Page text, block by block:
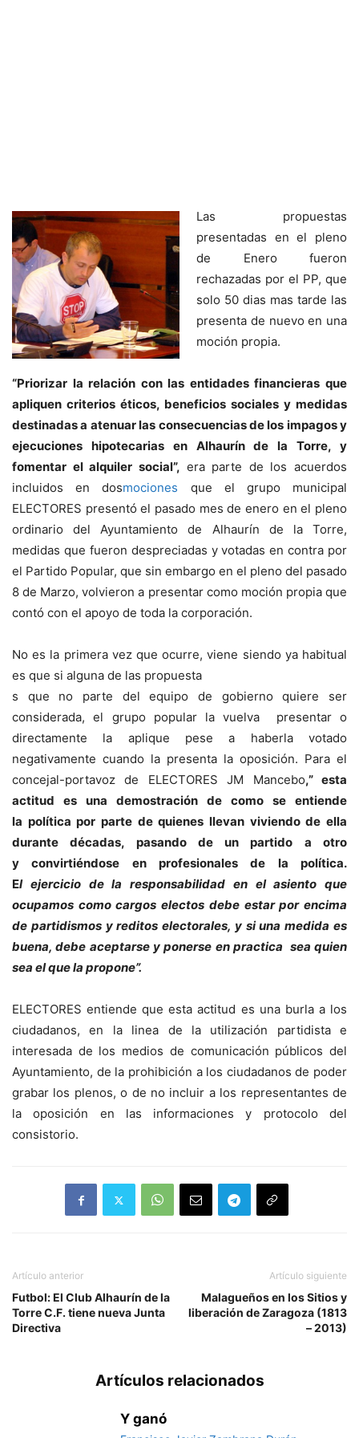
Las propuestas
presentadas en el pleno
de Enero fueron
rechazadas por el PP, que
solo 50 dias mas tarde las
presenta de nuevo en una
moción propia.
“Priorizar la relación con las entidades financieras que
apliquen criterios éticos, beneficios sociales y medidas
destinadas a atenuar las consecuencias de los impagos y
ejecuciones hipotecarias en Alhaurín de la Torre, y
fomentar el alquiler social”, era parte de los acuerdos
incluidos en dosmociones que el grupo municipal
ELECTORES presentó el pasado mes de enero en el pleno
ordinario del Ayuntamiento de Alhaurín de la Torre,
medidas que fueron despreciadas y votadas en contra por
el Partido Popular, que sin embargo en el pleno del pasado
8 de Marzo, volvieron a presentar como moción propia que
contó con el apoyo de toda la corporación.
No es la primera vez que ocurre, viene siendo ya habitual
es que si alguna de las propuesta
s que no parte del equipo de gobierno quiere ser
considerada, el grupo popular la vuelva presentar o
directamente la aplique pese a haberla votado
negativamente cuando la presenta la oposición. Para el
concejal-portavoz de ELECTORES JM Mancebo,” esta
actitud es una demostración de como se entiende
la política por parte de quienes llevan viviendo de ella
durante décadas, pasando de un partido a otro
y convirtiéndose en profesionales de la política.
Elejercicio de la responsabilidad en el asiento que
ocupamos como cargos electos debe estar por encima
de partidismos y reditos electorales, y si una medida es
buena, debe aceptarse y ponerse en practica sea quien
sea el que la propone”.
ELECTORES entiende que esta actitud es una burla a los
ciudadanos, en la linea de la utilización partidista e
interesada de los medios de comunicación públicos del
Ayuntamiento, de la prohibición a los ciudadanos de poder
grabar los plenos, o de no incluir a los representantes de
la oposición en las informaciones y protocolo del
consistorio.
Artículo anterior
Futbol: El Club Alhaurín de la
Torre C.F. tiene nueva Junta
Directiva
Artículo siguiente
Malagueños en los Sitios y
liberación de Zaragoza (1813
– 2013)
Artículos relacionados
Y ganó